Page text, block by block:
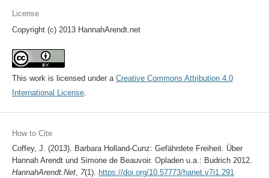
License
Copyright (c) 2013 HannahArendt.net
This work is licensed under a Creative Commons Attribution 4.0
International License.
How to Cite
Coffey, J. (2013). Barbara Holland-Cunz: Gefährdete Freiheit. Über
Hannah Arendt und Simone de Beauvoir. Opladen u.a.: Budrich 2012.
HannahArendt.Net, 7(1). https://doi.org/10.57773/hanet.v7i1.291